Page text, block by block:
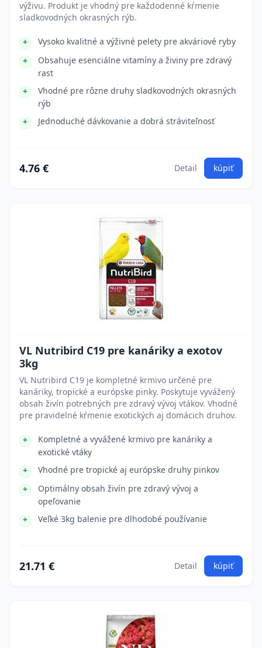
výživu. Produkt je vhodný pre každodenné kŕmenie
sladkovodných okrasných rýb.
Vysoko kvalitné a výživné pelety pre akváriové ryby
Obsahuje esenciálne vitamíny a živiny pre zdravý
rast
Vhodné pre rôzne druhy sladkovodných okrasných
rýb
Jednoduché dávkovanie a dobrá stráviteľnosť
4.76 € Detail kúpiť
VL Nutribird C19 pre kanáriky a exotov
3kg
VL Nutribird C19 je kompletné krmivo určené pre
kanáriky, tropické a európske pinky. Poskytuje vyvážený
obsah živín potrebných pre zdravý vývoj vtákov. Vhodné
pre pravidelné kŕmenie exotických aj domácich druhov.
Kompletné a vyvážené krmivo pre kanáriky a
exotické vtáky
Vhodné pre tropické aj európske druhy pinkov
Optimálny obsah živín pre zdravý vývoj a
opeľovanie
Veľké 3kg balenie pre dlhodobé používanie
21.71 € Detail kúpiť